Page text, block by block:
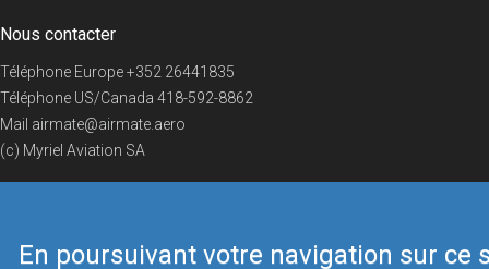
En poursuivant votre navigation sur ce
Nous contacter
Téléphone Europe+352 26441835
Téléphone US/Canada 418-592-8862
Mail airmate@airmate.aero
(c) Myriel Aviation SA
© 2019 Airmate -Conditions d'utilisation-Vie privée Back to top